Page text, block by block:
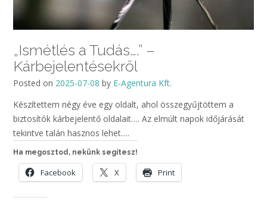
„Ismétlés a Tudás….” –
Kárbejelentésekről
Posted on 2025-07-08 by E-Agentura Kft.
Készítettem négy éve egy oldalt, ahol összegyűjtöttem a
biztosítók kárbejelentő oldalait…. Az elmúlt napok időjárását
tekintve talán hasznos lehet….
Ha megosztod, nekünk segítesz!
Facebook X Print